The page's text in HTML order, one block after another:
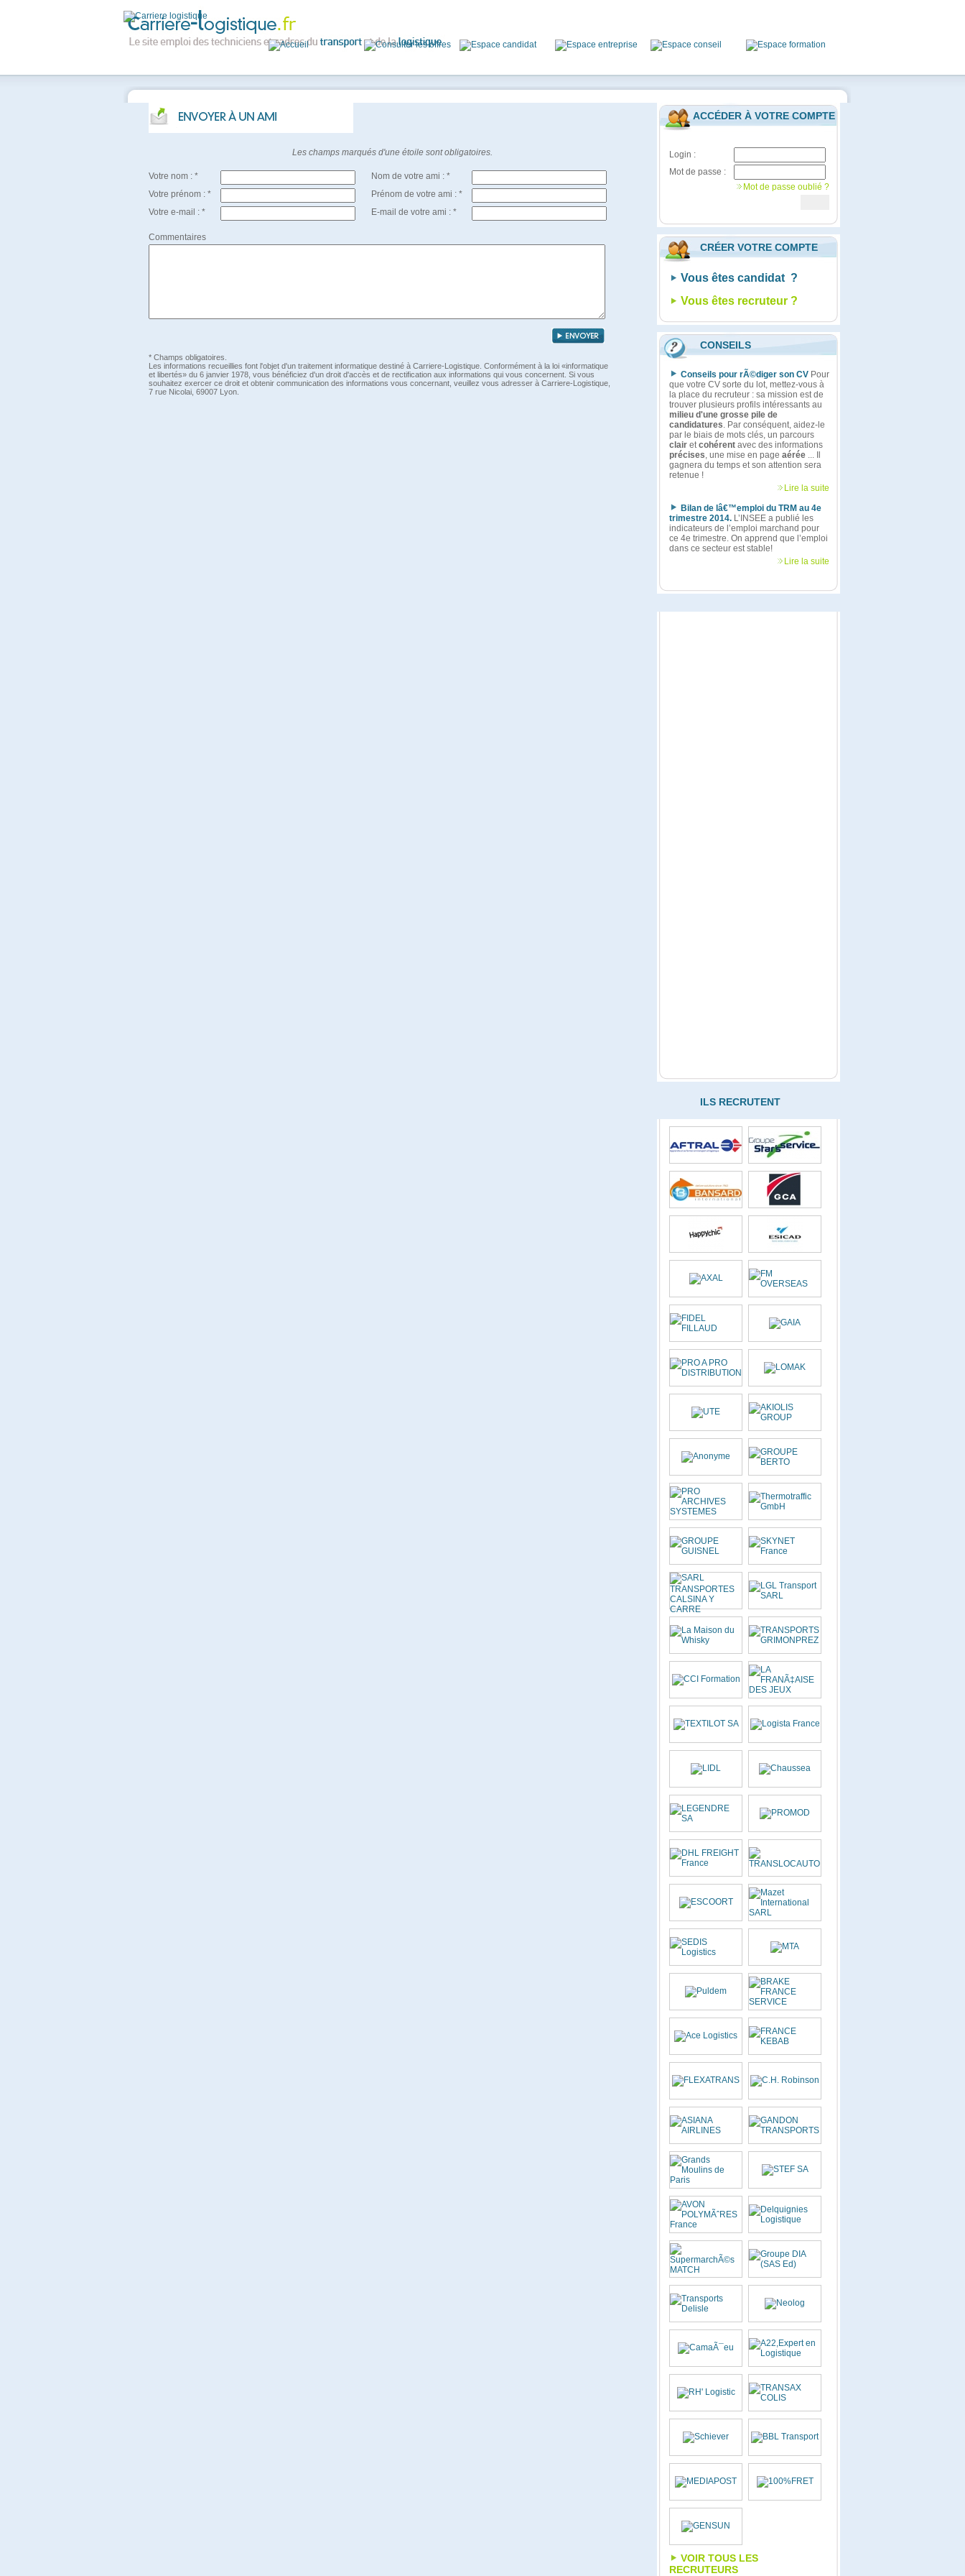
Les champs marqués d'une étoile sont obligatoires.
Votre nom : *
Votre prénom : *
Votre e-mail : *
Nom de votre ami : *
Prénom de votre ami : *
E-mail de votre ami : *
Commentaires
* Champs obligatoires.
Les informations recueillies font l'objet d'un traitement informatique destiné à Carriere-Logistique. Conformément à la loi «informatique
et libertés» du 6 janvier 1978, vous bénéficiez d'un droit d'accès et de rectification aux informations qui vous concernent. Si vous
souhaitez exercer ce droit et obtenir communication des informations vous concernant, veuillez vous adresser à Carriere-Logistique,
7 rue Nicolai, 69007 Lyon.
ACCÉDER À VOTRE COMPTE
Login :
Mot de passe :
Mot de passe oublié ?
CRÉER VOTRE COMPTE
Vous êtes candidat ?
Vous êtes recruteur ?
CONSEILS
Conseils pour rÃ©diger son CV Pour
que votre CV sorte du lot, mettez-vous à
la place du recruteur : sa mission est de
trouver plusieurs profils intéressants au
milieu d'une grosse pile de
candidatures. Par conséquent, aidez-le
par le biais de mots clés, un parcours
clair etcohérent avec des informations
précises, une mise en page aérée ... Il
gagnera du temps et son attention sera
retenue !
Lire la suite
Bilan de lâ€™emploi du TRM au 4e
trimestre 2014. L’INSEE a publié les
indicateurs de l’emploi marchand pour
ce 4e trimestre. On apprend que l’emploi
dans ce secteur est stable!
Lire la suite
ILS RECRUTENT
VOIR TOUS LES
RECRUTEURS